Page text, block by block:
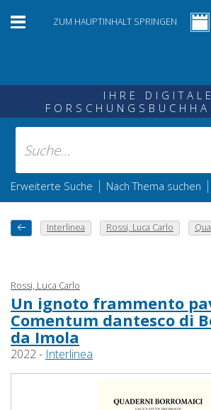
ZUM HAUPTINHALT SPRINGEN
IHRE DIGITALE
Erweiterte Suche | Nach Thema suchen |
Interlinea Rossi, Luca Carlo
Rossi, Luca Carlo
Un ignoto frammento
Comentum dantesco di
da Imola
2022 - Interlinea